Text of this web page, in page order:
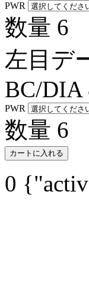
PWR
数量 6
左目デ
BC/DIA
PWR
数量 6
カートに入れる
0